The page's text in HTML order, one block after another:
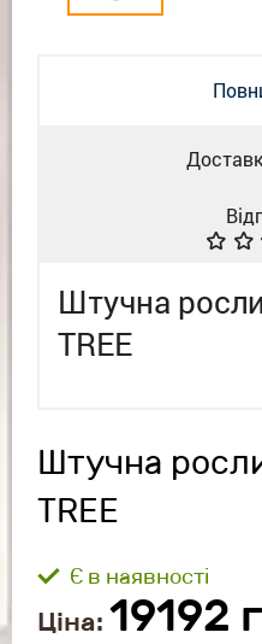
Штучна
TREE
Штучна
TREE
Є в наявності
Ціна: 19192